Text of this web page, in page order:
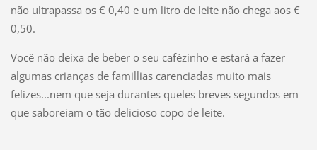
não ultrapassa os € 0,40 e um litro de leite não chega aos €
0,50.
Você não deixa de beber o seu cafézinho e estará a fazer
algumas crianças de famillias carenciadas muito mais
felizes...nem que seja durantes queles breves segundos em
que saboreiam o tão delicioso copo de leite.